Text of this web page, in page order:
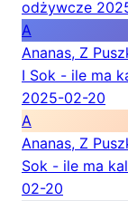
odżywcze
A
Ananas, Z
I Sok - ile ma
2025-02-20
A
Ananas, Z
Sok - ile ma
02-20